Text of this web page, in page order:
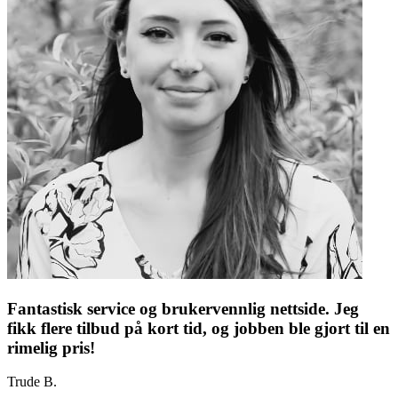
Fantastisk service og brukervennlig nettside. Jeg
fikk flere tilbud på kort tid, og jobben ble gjort til en
rimelig pris!
Trude B.